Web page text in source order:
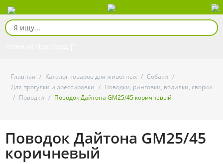
Главная / Каталог товаров для животных / Собаки /
Для прогулки и дрессировки / Поводки, ринговки, водилки, сворки
/ Поводки / Поводок Дайтона GM25/45 коричневый
Поводок Дайтона GM25/45
коричневый